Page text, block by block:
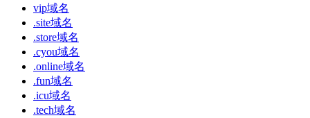
vip域名
.site域名
.store域名
.cyou域名
.online域名
.fun域名
.icu域名
.tech域名